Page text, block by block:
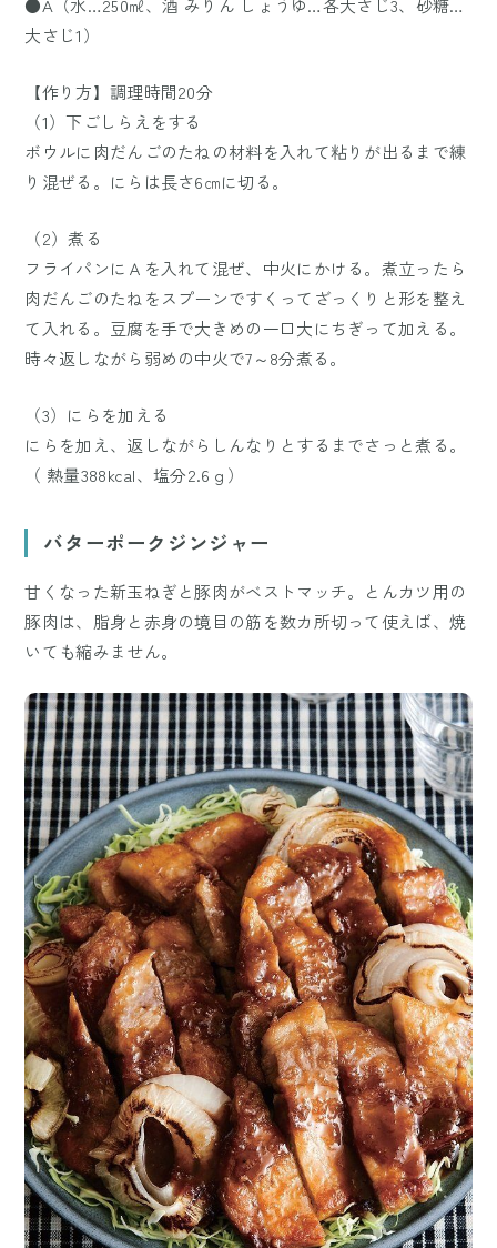
大さじ1）
【作り方】調理時間20分
（1）下ごしらえをする
ボウルに肉だんごのたねの材料を入れて粘りが出るまで練
り混ぜる。にらは長さ6㎝に切る。
（2）煮る
フライパンにＡを入れて混ぜ、中火にかける。煮立ったら
肉だんごのたねをスプーンですくってざっくりと形を整え
て入れる。豆腐を手で大きめの一口大にちぎって加える。
時々返しながら弱めの中火で7～8分煮る。
（3）にらを加える
にらを加え、返しながらしんなりとするまでさっと煮る。
（ 熱量388kcal、塩分2.6ｇ）
バターポークジンジャー
甘くなった新玉ねぎと豚肉がベストマッチ。とんカツ用の
豚肉は、脂身と赤身の境目の筋を数カ所切って使えば、焼
いても縮みません。